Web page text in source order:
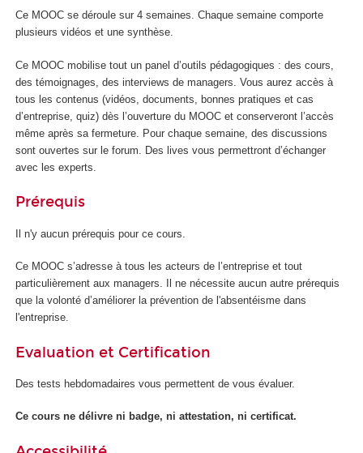
Ce MOOC se déroule sur 4 semaines. Chaque semaine comporte
plusieurs vidéos et une synthèse.
Ce MOOC mobilise tout un panel d’outils pédagogiques : des cours,
des témoignages, des interviews de managers. Vous aurez accès à
tous les contenus (vidéos, documents, bonnes pratiques et cas
d’entreprise, quiz) dès l’ouverture du MOOC et conserveront l’accès
même après sa fermeture. Pour chaque semaine, des discussions
sont ouvertes sur le forum. Des lives vous permettront d’échanger
avec les experts.
Prérequis
Il n'y aucun prérequis pour ce cours.
Ce MOOC s’adresse à tous les acteurs de l’entreprise et tout
particulièrement aux managers. Il ne nécessite aucun autre prérequis
que la volonté d’améliorer la prévention de l'absentéisme dans
l'entreprise.
Evaluation et Certification
Des tests hebdomadaires vous permettent de vous évaluer.
Ce cours ne délivre ni badge, ni attestation, ni certificat.